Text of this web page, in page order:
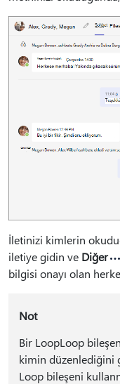
İletinizi kimlerin
iletiye gidin ve Diğer
bilgisi onayı olan
Not
Bir LoopLoop
kimin düzenlediğini
Loop bileşeni